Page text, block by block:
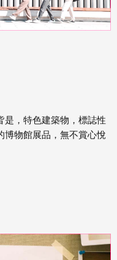
是，特色建築物，標誌性
博物館展品，無不賞心悅